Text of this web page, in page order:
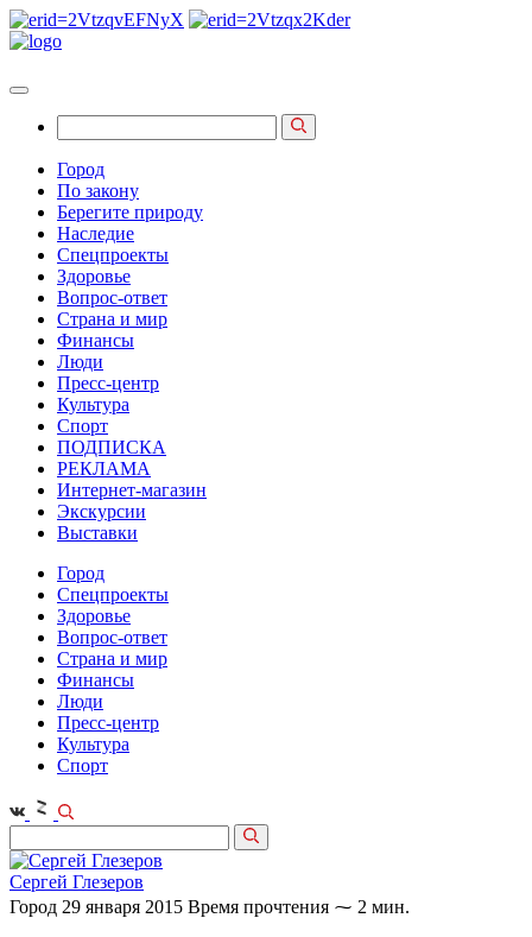
Город
По закону
Берегите природу
Наследие
Спецпроекты
Здоровье
Вопрос-ответ
Страна и мир
Финансы
Люди
Пресс-центр
Культура
Спорт
ПОДПИСКА
РЕКЛАМА
Интернет-магазин
Экскурсии
Выставки
Город
Спецпроекты
Здоровье
Вопрос-ответ
Страна и мир
Финансы
Люди
Пресс-центр
Культура
Спорт
Сергей Глезеров
Город 29 января 2015 Время прочтения ⁓ 2 мин.